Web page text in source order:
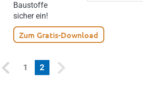
Baustoffe
sicher ein!
Zum Gratis-Download
1 2 (current)